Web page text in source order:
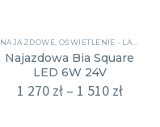
do
670 zł
NAJAZDOWE, OŚWIETLENIE - LAMPY
Najazdowa Bia Square
LED 6W 24V
1 270 zł – 1 510 zł